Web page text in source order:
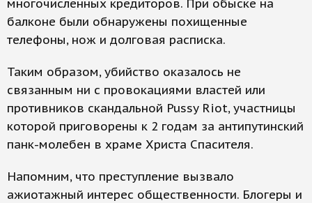
многочисленных кредиторов. При обыске на
балконе были обнаружены похищенные
телефоны, нож и долговая расписка.
Таким образом, убийство оказалось не
связанным ни с провокациями властей или
противников скандальной Pussy Riot, участницы
которой приговорены к 2 годам за антипутинский
панк-молебен в храме Христа Спасителя.
Напомним, что преступление вызвало
ажиотажный интерес общественности. Блогеры и